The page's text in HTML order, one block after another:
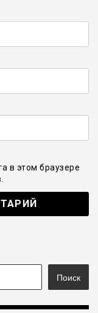
в этом браузере
Поиск